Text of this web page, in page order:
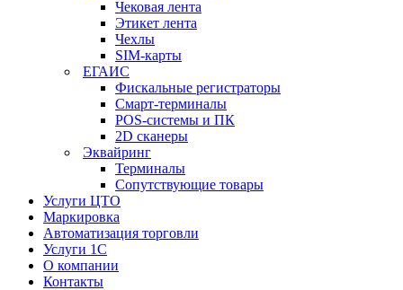
Чековая лента
Этикет лента
Чехлы
SIM-карты
ЕГАИС
Фискальные регистраторы
Смарт-терминалы
POS-системы и ПК
2D сканеры
Эквайринг
Терминалы
Сопутствующие товары
Услуги ЦТО
Маркировка
Автоматизация торговли
Услуги 1С
О компании
Контакты